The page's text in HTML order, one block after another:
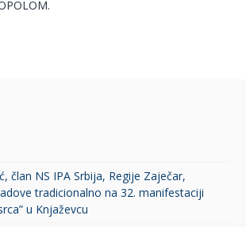
član NS IPA Srbija, Regije Zaječar,
tradicionalno na 32. manifestaciji
u Knjaževcu